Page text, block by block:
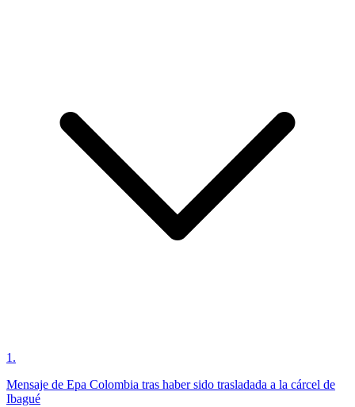
1 .
Mensaje de Epa Colombia tras haber sido trasladada a la cárcel de
Ibagué